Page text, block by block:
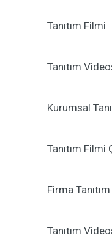
Tanıtım Filmi
Tanıtım
Kurumsal
Tanıtım Filmi
Firma
Tanıtım